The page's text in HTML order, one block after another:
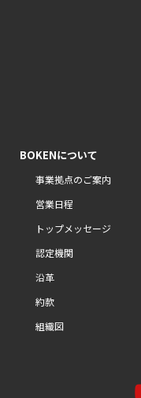
BOKENについて
事業拠点のご案内
営業日程
トップメッセージ
認定機関
沿革
約款
組織図